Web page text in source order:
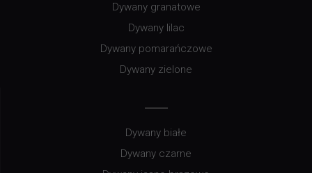
Dywany granatowe
Dywany lilac
Dywany pomarańczowe
Dywany zielone
Dywany białe
Dywany czarne